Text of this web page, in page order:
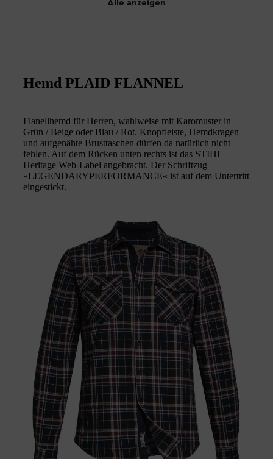
Alle anzeigen
Hemd PLAID FLANNEL
Flanellhemd für Herren, wahlweise mit Karomuster in
Grün / Beige oder Blau / Rot. Knopfleiste, Hemdkragen
und aufgenähte Brusttaschen dürfen da natürlich nicht
fehlen. Auf dem Rücken unten rechts ist das STIHL
Heritage Web-Label angebracht. Der Schriftzug
»LEGENDARYPERFORMANCE« ist auf dem Untertritt
eingestickt.